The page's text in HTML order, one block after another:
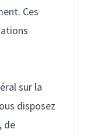
Ces
sur la
disposez
de